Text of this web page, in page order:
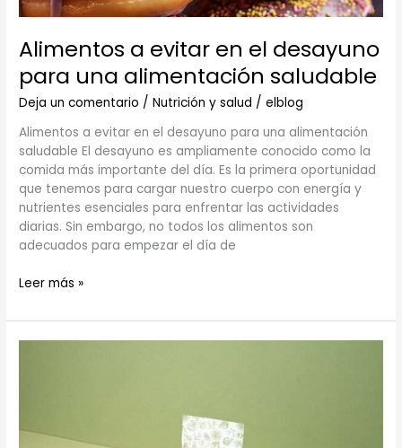
Alimentos a evitar en el desayuno
para una alimentación saludable
Deja un comentario /Nutrición y salud /elblog
Alimentos a evitar en el desayuno para una alimentación
saludable El desayuno es ampliamente conocido como la
comida más importante del día. Es la primera oportunidad
que tenemos para cargar nuestro cuerpo con energía y
nutrientes esenciales para enfrentar las actividades
diarias. Sin embargo, no todos los alimentos son
adecuados para empezar el día de
Leer más »